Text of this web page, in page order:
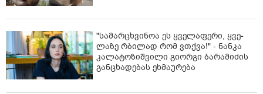
"სა­მარ­ცხვი­ნოა ეს ყვე­ლა­ფე­რი, ყვე­
ლა­ზე რბი­ლად რომ ვთქვა!" - ნანკა
კალატოზიშვილი გიორგი ბარამიძის
განცხადებას ეხმაურება